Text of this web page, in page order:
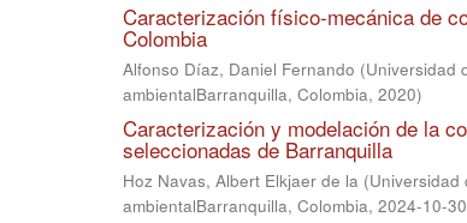
Caracterización físico-mecánica de
Colombia
Alfonso Díaz, Daniel Fernando (Universidad
ambientalBarranquilla, Colombia, 2020)
Caracterización y modelación de la
seleccionadas de Barranquilla
Hoz Navas, Albert Elkjaer de la (Universidad
ambientalBarranquilla, Colombia, 2024-10-30